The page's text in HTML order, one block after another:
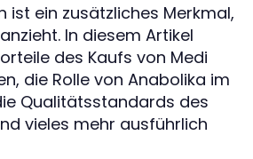
ist ein zusätzliches Merkmal,
In diesem Artikel
des Kaufs von Medi
die Rolle von Anabolika im
Qualitätsstandards des
vieles mehr ausführlich